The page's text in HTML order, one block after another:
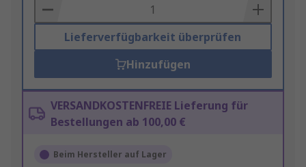
Basket
Lieferverfügbarkeit überprüfen
Hinzufügen
VERSANDKOSTENFREIE Lieferung für
Bestellungen ab 100,00 €
Beim Hersteller auf Lager